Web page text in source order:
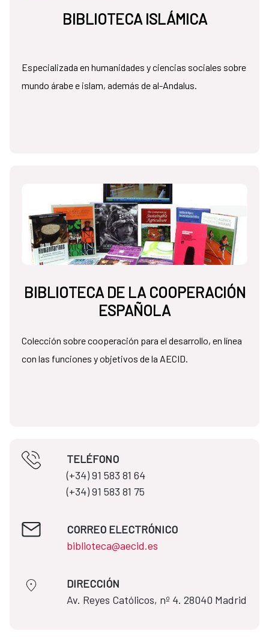
BIBLIOTECA ISLÁMICA
Especializada en humanidades y ciencias sociales sobre
mundo árabe e islam, además de al-Andalus.
BIBLIOTECA DE LA COOPERACIÓN
ESPAÑOLA
Colección sobre cooperación para el desarrollo, en línea
con las funciones y objetivos de la AECID.
TELÉFONO
(+34) 91 583 81 64​​
(+34) 91 583 81 75
CORREO ELECTRÓNICO
biblioteca@aecid.es
DIRECCIÓN
​​​​​​​Av. Reyes Católicos, nº 4. 28040 Madrid